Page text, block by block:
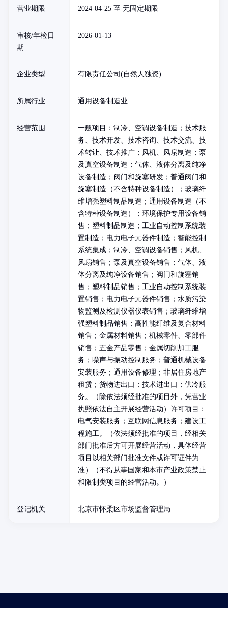
营业期限 2024-04-25 至 无固定期限
审核/年检日
期
2026-01-13
企业类型 有限责任公司(自然人独资)
所属行业 通用设备制造业
经营范围
一般项目：制冷、空调设备制造；技术服
务、技术开发、技术咨询、技术交流、技
术转让、技术推广；风机、风扇制造；泵
及真空设备制造；气体、液体分离及纯净
设备制造；阀门和旋塞研发；普通阀门和
旋塞制造（不含特种设备制造）；玻璃纤
维增强塑料制品制造；通用设备制造（不
含特种设备制造）；环境保护专用设备销
售；塑料制品制造；工业自动控制系统装
置制造；电力电子元器件制造；智能控制
系统集成；制冷、空调设备销售；风机、
风扇销售；泵及真空设备销售；气体、液
体分离及纯净设备销售；阀门和旋塞销
售；塑料制品销售；工业自动控制系统装
置销售；电力电子元器件销售；水质污染
物监测及检测仪器仪表销售；玻璃纤维增
强塑料制品销售；高性能纤维及复合材料
销售；金属材料销售；机械零件、零部件
销售；五金产品零售；金属切削加工服
务；噪声与振动控制服务；普通机械设备
安装服务；通用设备修理；非居住房地产
租赁；货物进出口；技术进出口；供冷服
务。（除依法须经批准的项目外，凭营业
执照依法自主开展经营活动）许可项目：
电气安装服务；互联网信息服务；建设工
程施工。（依法须经批准的项目，经相关
部门批准后方可开展经营活动，具体经营
项目以相关部门批准文件或许可证件为
准）（不得从事国家和本市产业政策禁止
和限制类项目的经营活动。）
登记机关 北京市怀柔区市场监督管理局